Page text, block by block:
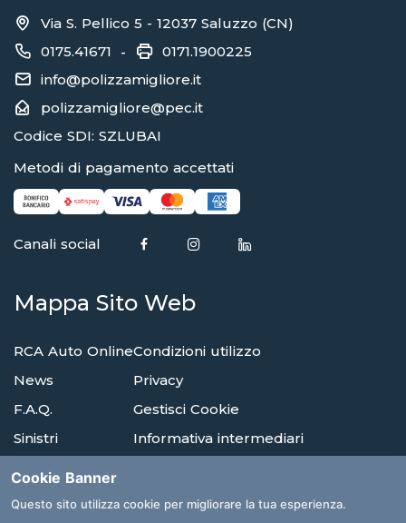
Via S. Pellico 5 - 12037 Saluzzo (CN)
0175.41671 -
0171.1900225
info@polizzamigliore.it
polizzamigliore@pec.it
Codice SDI: SZLUBAI
Metodi di pagamento accettati
Canali social
Mappa Sito Web
RCA Auto Online
News
F.A.Q.
Sinistri
Agenzie
Condizioni utilizzo
Privacy
Gestisci Cookie
Informativa intermediari
Glossario
Cookie Banner
Questo sito utilizza cookie per migliorare la tua esperienza.